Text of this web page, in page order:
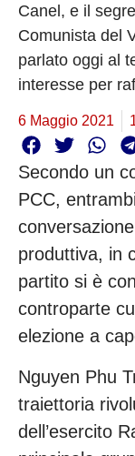
Canel, e il
Comunista del
parlato oggi al
interesse per
6 Maggio 2021
Secondo un
PCC,
produttiva, in
partito si è
controparte
elezione a
Nguyen Phu
traiettoria
dell’esercito